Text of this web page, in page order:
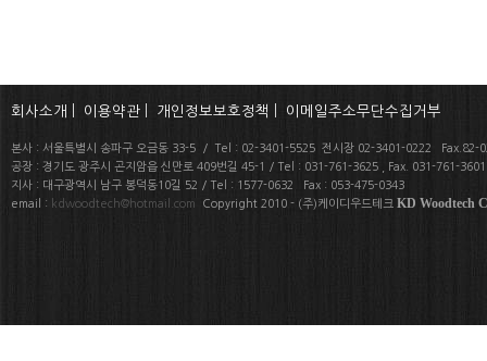
회사소개 이용약관 개인정보보호정책 이메일주소무단수집거부
본사 : 서울특별시 송파구 오금동 33-5 / Tel : 02-3401-5525 전시장 02-3401-0222 Fax.82-
공장 : 경기도 광주시 곤지암읍 신만로 409번길 45-1 / Tel : 031-761-3625 , Fax. 031-761-
지사 : 대구광역시 남구 봉덕동10길 52 / Tel : 1577-0632 Fax : 053-475-0343
email : kdwoodtech@hotmail.com Copyright 2010 - (주)케이디우드테크 KD Woodtech